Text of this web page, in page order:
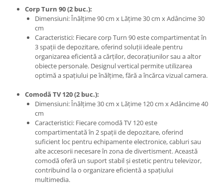
Corp Turn 90 (2 buc.):
Dimensiuni: Înălțime 90 cm x Lățime 30 cm x Adâncime 30
cm
Caracteristici: Fiecare corp Turn 90 este compartimentat în
3 spații de depozitare, oferind soluții ideale pentru
organizarea eficientă a cărților, decorațiunilor sau a altor
obiecte personale. Designul vertical permite utilizarea
optimă a spațiului pe înălțime, fără a încărca vizual camera.
Comodă TV 120 (2 buc.):
Dimensiuni: Înălțime 30 cm x Lățime 120 cm x Adâncime 40
cm
Caracteristici: Fiecare comodă TV 120 este
compartimentată în 2 spații de depozitare, oferind
suficient loc pentru echipamente electronice, cabluri sau
alte accesorii necesare în zona de divertisment. Această
comodă oferă un suport stabil și estetic pentru televizor,
contribuind la o organizare eficientă a spațiului
multimedia.